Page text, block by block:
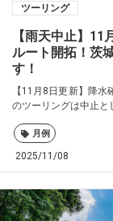
ツーリング
【雨天中止】11
ルート開拓！茨
す！
【11月8日更新】降水
のツーリングは中止と
月例
2025/11/08